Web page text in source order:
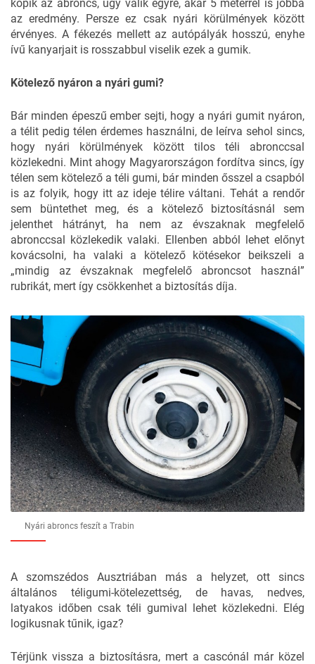
kopik az abroncs, úgy válik egyre, akár 5 méterrel is jobbá
az eredmény. Persze ez csak nyári körülmények között
érvényes. A fékezés mellett az autópályák hosszú, enyhe
ívű kanyarjait is rosszabbul viselik ezek a gumik.
Kötelező nyáron a nyári gumi?
Bár minden épeszű ember sejti, hogy a nyári gumit nyáron,
a télit pedig télen érdemes használni, de leírva sehol sincs,
hogy nyári körülmények között tilos téli abronccsal
közlekedni. Mint ahogy Magyarországon fordítva sincs, így
télen sem kötelező a téli gumi, bár minden ősszel a csapból
is az folyik, hogy itt az ideje télire váltani. Tehát a rendőr
sem büntethet meg, és a kötelező biztosításnál sem
jelenthet hátrányt, ha nem az évszaknak megfelelő
abronccsal közlekedik valaki. Ellenben abból lehet előnyt
kovácsolni, ha valaki a kötelező kötésekor beikszeli a
„mindig az évszaknak megfelelő abroncsot használ”
rubrikát, mert így csökkenhet a biztosítás díja.
Nyári abroncs feszít a Trabin
A szomszédos Ausztriában más a helyzet, ott sincs
általános téligumi-kötelezettség, de havas, nedves,
latyakos időben csak téli gumival lehet közlekedni. Elég
logikusnak tűnik, igaz?
Térjünk vissza a biztosításra, mert a cascónál már közel